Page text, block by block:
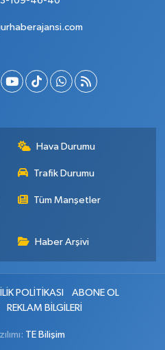
Hava Durumu
Trafik Durumu
Tüm Manşetler
Haber Arşivi
POLİTİKASI
ABONE OL
REKLAM BİLGİLERİ
TE Bilişim